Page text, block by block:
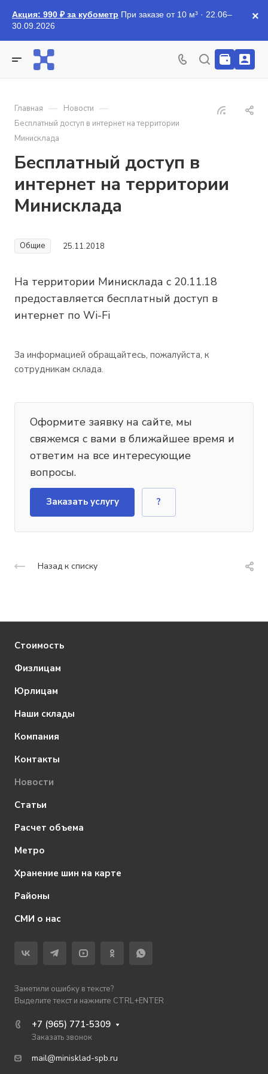
Акция: 990 ₽ за кубометр При заказе от 10 м³ · 22.06–
30.09.2026
×
Главная — Новости —
Бесплатный доступ в интернет на территории
Минисклада
Бесплатный доступ в
интернет на территории
Минисклада
Общие 25.11.2018
На территории Минисклада с 20.11.18
предоставляется бесплатный доступ в
интернет по Wi-Fi
За информацией обращайтесь, пожалуйста, к
сотрудникам склада.
Оформите заявку на сайте, мы
свяжемся с вами в ближайшее время и
ответим на все интересующие
вопросы.
Заказать услугу ?
Назад к списку
Стоимость
Физлицам
Юрлицам
Наши склады
Компания
Контакты
Новости
Статьи
Расчет объема
Метро
Хранение шин на карте
Районы
СМИ о нас
Заметили ошибку в тексте?
Выделите текст и нажмите CTRL+ENTER
+7 (965) 771-5309
Заказать звонок
mail@minisklad-spb.ru